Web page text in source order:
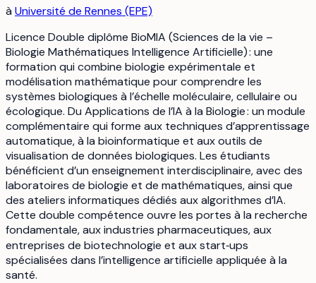
à Université de Rennes (EPE)
Licence Double diplôme BioMIA (Sciences de la vie –
Biologie Mathématiques Intelligence Artificielle) : une
formation qui combine biologie expérimentale et
modélisation mathématique pour comprendre les
systèmes biologiques à l’échelle moléculaire, cellulaire ou
écologique. Du Applications de l’IA à la Biologie : un module
complémentaire qui forme aux techniques d’apprentissage
automatique, à la bioinformatique et aux outils de
visualisation de données biologiques. Les étudiants
bénéficient d’un enseignement interdisciplinaire, avec des
laboratoires de biologie et de mathématiques, ainsi que
des ateliers informatiques dédiés aux algorithmes d’IA.
Cette double compétence ouvre les portes à la recherche
fondamentale, aux industries pharmaceutiques, aux
entreprises de biotechnologie et aux start‑ups
spécialisées dans l’intelligence artificielle appliquée à la
santé.